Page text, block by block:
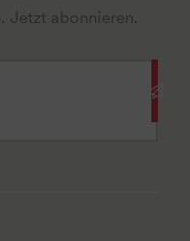
Jetzt abonnieren.